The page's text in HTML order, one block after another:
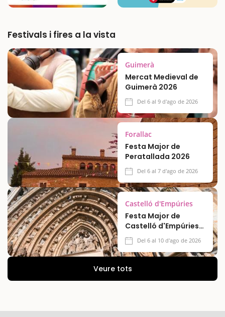
Festivals i fires a la vista
Guimerà
Mercat Medieval de
Guimerà 2026
Del 6 al 9 d'ago de 2026
Forallac
Festa Major de
Peratallada 2026
Del 6 al 7 d'ago de 2026
Castelló d'Empúries
Festa Major de
Castelló d'Empúries
2026Del 6 al 10 d'ago de 2026
Veure tots